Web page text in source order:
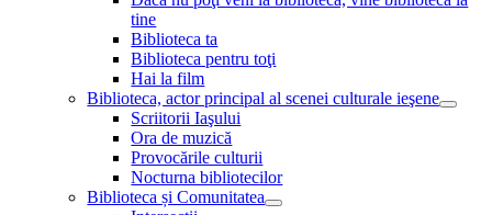
tine
Biblioteca ta
Biblioteca pentru toţi
Hai la film
Biblioteca, actor principal al scenei culturale ieşene
Scriitorii Iaşului
Ora de muzică
Provocările culturii
Nocturna bibliotecilor
Biblioteca și Comunitatea